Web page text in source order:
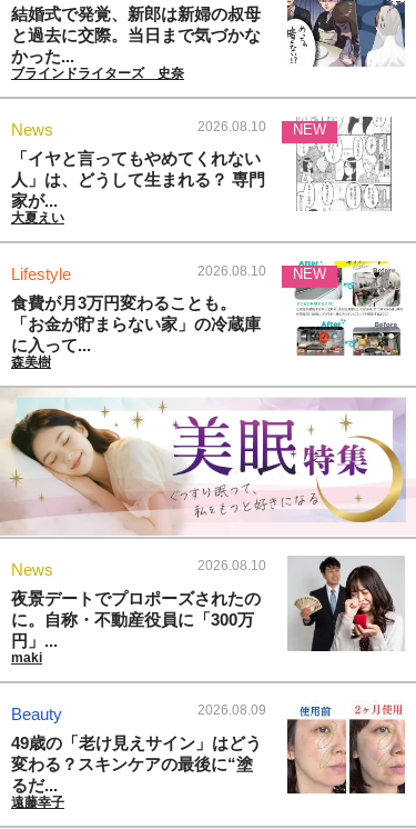
結婚式で発覚、新郎は新婦の叔母
と過去に交際。当日まで気づかな
かった...
ブラインドライターズ 史奈
News 2026.08.10
「イヤと言ってもやめてくれない
人」は、どうして生まれる？ 専門
家が...
大夏えい
NEW
Lifestyle 2026.08.10
食費が月3万円変わることも。
「お金が貯まらない家」の冷蔵庫
に入って...
森美樹
NEW
News 2026.08.10
夜景デートでプロポーズされたの
に。自称・不動産役員に「300万
円」...
maki
Beauty 2026.08.09
49歳の「老け見えサイン」はどう
変わる？スキンケアの最後に“塗
るだ...
遠藤幸子